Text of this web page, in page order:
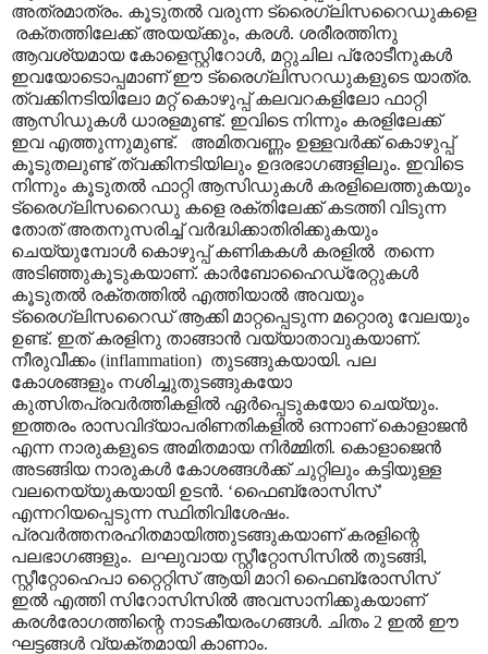
അത്രമാത്രം. കൂടുതൽ വരുന്ന ട്രൈഗ്ലിസറൈഡുകളെ
രക്തത്തിലേക്ക് അയയ്ക്കും, കരൾ. ശരീരത്തിനു
ആവശ്യമായ കോളെസ്റ്റിറോൾ, മറ്റുചില പ്രോടീനുകൾ
ഇവയോടൊപ്പമാണ് ഈ ട്രൈഗ്ലിസറഡുകളുടെ യാത്ര.
ത്വക്കിനടിയിലോ മറ്റ് കൊഴുപ്പ് കലവറകളിലോ ഫാറ്റി
ആസിഡുകൾ ധാരളമുണ്ട്. ഇവിടെ നിന്നും കരളിലേക്ക്
ഇവ എത്തുന്നുമുണ്ട്. അമിതവണ്ണം ഉള്ളവർക്ക് കൊഴുപ്പ്
കൂടുതലുണ്ട് ത്വക്കിനടിയിലും ഉദരഭാഗങ്ങളിലും. ഇവിടെ
നിന്നും കൂടുതൽ ഫാറ്റി ആസിഡുകൾ കരളിലെത്തുകയും
ട്രൈഗ്ലിസറൈഡു കളെ രക്തിലേക്ക് കടത്തി വിടുന്ന
തോത് അതനുസരിച്ച് വർദ്ധിക്കാതിരിക്കുകയും
ചെയ്യുമ്പോൾ കൊഴുപ്പ് കണികകൾ കരളിൽ തന്നെ
അടിഞ്ഞുകൂടുകയാണ്. കാർബോഹൈഡ്രേറ്റുകൾ
കൂടുതൽ രക്തത്തിൽ എത്തിയാൽ അവയും
ട്രൈഗ്ലിസറൈഡ് ആക്കി മാറ്റപ്പെടുന്ന മറ്റൊരു വേലയും
ഉണ്ട്. ഇത് കരളിനു താങ്ങാൻ വയ്യാതാവുകയാണ്.
നീരുവീക്കം (inflammation) തുടങ്ങുകയായി. പല
കോശങ്ങളും നശിച്ചുതുടങ്ങുകയോ
കുത്സിതപ്രവർത്തികളിൽ ഏർപ്പെടുകയോ ചെയ്യും.
ഇത്തരം രാസവിദ്യാപരിണതികളിൽ ഒന്നാണ് കൊളാജൻ
എന്ന നാരുകളുടെ അമിതമായ നിർമ്മിതി. കൊളാജെൻ
അടങ്ങിയ നാരുകൾ കോശങ്ങൾക്ക് ചുറ്റിലും കട്ടിയുള്ള
വലനെയ്യുകയായി ഉടൻ. ‘ഫൈബ്രോസിസ്’
എന്നറിയപ്പെടുന്ന സ്ഥിതിവിശേഷം.
പ്രവർത്തനരഹിതമായിത്തുടങ്ങുകയാണ് കരളിന്റെ
പലഭാഗങ്ങളും. ലഘുവായ സ്റ്റീറ്റോസിസിൽ തുടങ്ങി,
സ്റ്റീറ്റോഹെപാ റ്റൈറ്റിസ് ആയി മാറി ഫൈബ്രോസിസ്
ഇൽ എത്തി സിറോസിസിൽ അവസാനിക്കുകയാണ്
കരൾരോഗത്തിന്റെ നാടകീയരംഗങ്ങൾ. ചിതം 2 ഇൽ ഈ
ഘട്ടങ്ങൾ വ്യക്തമായി കാണാം.